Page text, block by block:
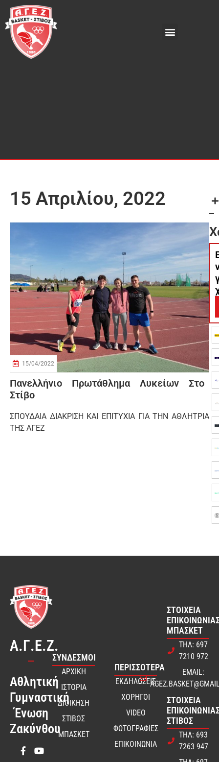
15 Απριλίου, 2022
15/04/2022
Πανελλήνιο Πρωτάθλημα Λυκείων Στο
Στίβο
ΣΠΟΥΔΑΙΑ ΔΙΑΚΡΙΣΗ ΚΑΙ ΕΠΙΤΥΧΙΑ ΓΙΑ ΤΗΝ ΑΘΛΗΤΡΙΑ
ΤΗΣ ΑΓΕΖ
Α.Γ.Ε.Ζ.
Αθλητική
Γυμναστική
Ένωση
Ζακύνθου
ΣΎΝΔΕΣΜΟΙ
ΑΡΧΙΚΗ
ΙΣΤΟΡΙΑ
ΔΙΟΙΚΗΣΗ
ΣΤΙΒΟΣ
ΜΠΑΣΚΕΤ
ΠΕΡΙΣΣΟΤΕΡΑ
ΕΚΔΗΛΩΣΕΙΣ
ΧΟΡΗΓΟΙ
VIDEO
ΦΩΤΟΓΡΑΦΙΕΣ
ΕΠΙΚΟΙΝΩΝΙΑ
ΣΤΟΙΧΕΊΑ
ΜΠΆΣΚΕΤ
ΤΗΛ: 697
7210 972
EMAIL:
ΣΤΟΙΧΕΊΑ
ΣΤΊΒΟΣ
ΤΗΛ: 693
7263 947